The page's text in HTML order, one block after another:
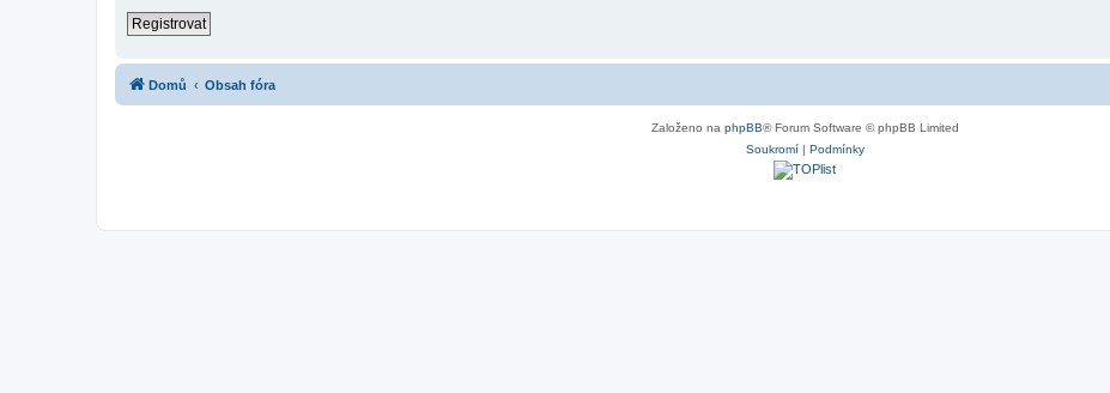
Registrovat
Domů Obsah fóra
Založeno na phpBB® Forum Software © phpBB Limited
Soukromí| Podmínky